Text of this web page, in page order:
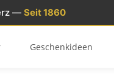
— Seit 1860
Geschenkideen